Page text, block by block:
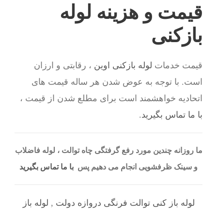
قیمت و هزینه لوله
بازکنی
قیمت خدمات لوله بازکنی اوین ، رقابتی و ارزان
است. با توجه به عوض شدن هر ساله قیمت های
اتحادیه خواهشمند است برای مطلع شدن از قیمت ،
با ما تماس بگیرید.
ما روزانه چندین مورد رفع گرفتگی چاه توالت ، لوله فاضلاب
و سینک ظرفشویی انجام می دهیم پس با ما تماس بگیرید
لوله باز کنی توالت فرنگی دروازه دولت , لوله باز